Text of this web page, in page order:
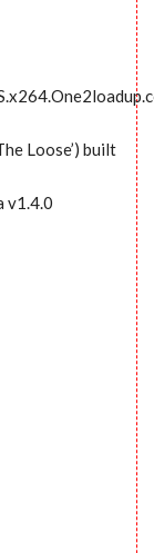
Loose’) built
v1.4.0